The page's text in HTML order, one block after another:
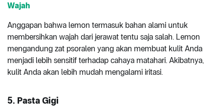
Wajah
Anggapan bahwa lemon termasuk bahan alami untuk
membersihkan wajah dari jerawat tentu saja salah. Lemon
mengandung zat psoralen yang akan membuat kulit Anda
menjadi lebih sensitif terhadap cahaya matahari. Akibatnya,
kulit Anda akan lebih mudah mengalami iritasi.
5. Pasta Gigi